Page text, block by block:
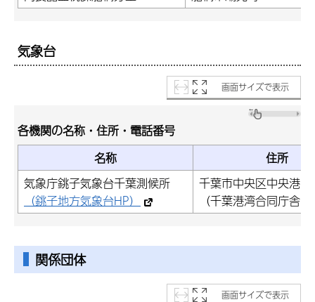
気象台
画面サイズで表示
各機関の名称・住所・電話番号
名称
住所
気象庁銚子気象台千葉測候所
（銚子地方気象台HP）
千葉市中央区中央港
（千葉港湾合同庁舎
関係団体
画面サイズで表示